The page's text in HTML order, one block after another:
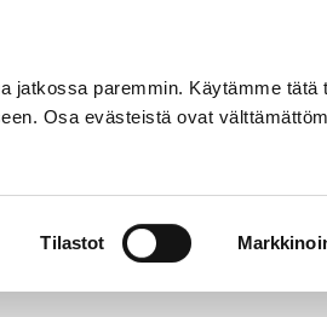
jatkossa paremmin. Käytämme tätä
Osa evästeistä ovat
Tilastot